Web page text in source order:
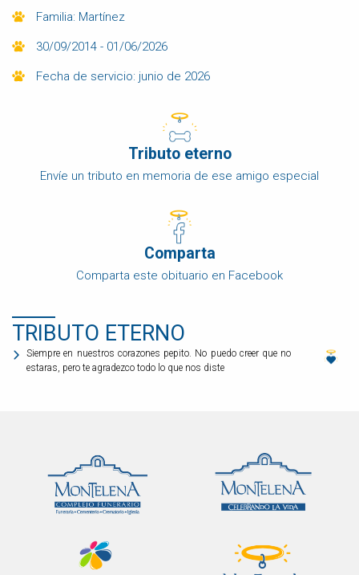
Familia: Martínez
30/09/2014 - 01/06/2026
Fecha de servicio: junio de 2026
Tributo eterno
Envíe un tributo en memoria de ese amigo especial
Comparta
Comparta este obituario en Facebook
TRIBUTO ETERNO
Siempre en nuestros corazones pepito. No puedo creer que no
estaras, pero te agradezco todo lo que nos diste